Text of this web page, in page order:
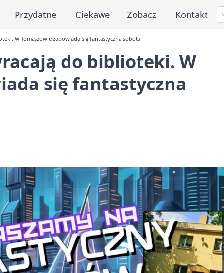
Przydatne Ciekawe Zobacz Kontakt
W Tomaszowie zapowiada się fantastyczna sobota
do biblioteki. W
się fantastyczna